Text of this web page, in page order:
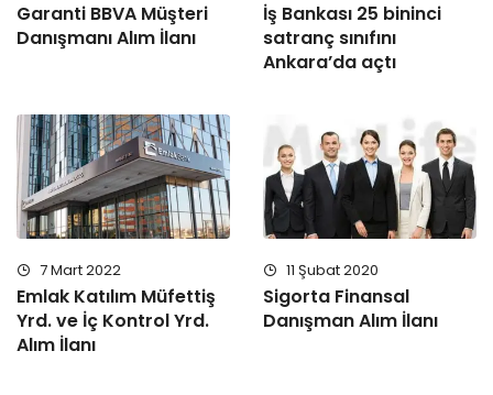
Garanti BBVA Müşteri
Danışmanı Alım İlanı
İş Bankası 25 bininci
satranç sınıfını
Ankara’da açtı
7 Mart 2022
Emlak Katılım Müfettiş
Yrd. ve İç Kontrol Yrd.
Alım İlanı
11 Şubat 2020
Sigorta Finansal
Danışman Alım İlanı